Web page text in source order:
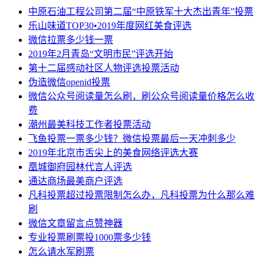
中原石油工程公司第二届“中原铁军十大杰出青年”投票
乐山味道TOP30•2019年度网红美食评选
微信拉票多少钱一票
2019年2月青岛“文明市民”评选开始
第十二届感动社区人物评选投票活动
伪造微信openid投票
微信公众号阅读量怎么刷，刷公众号阅读量价格怎么收
费
潮州最美科技工作者投票活动
飞鱼投票一票多少钱？微信投票最后一天冲刺多少
2019年北京市舌尖上的美食网络评选大赛
凰城御府园林代言人评选
通达商场最美商户评选
凡科投票超过投票限制怎么办，凡科投票为什么那么难
刷
微信文章留言点赞神器
专业投票刷票投1000票多少钱
怎么请水军刷票